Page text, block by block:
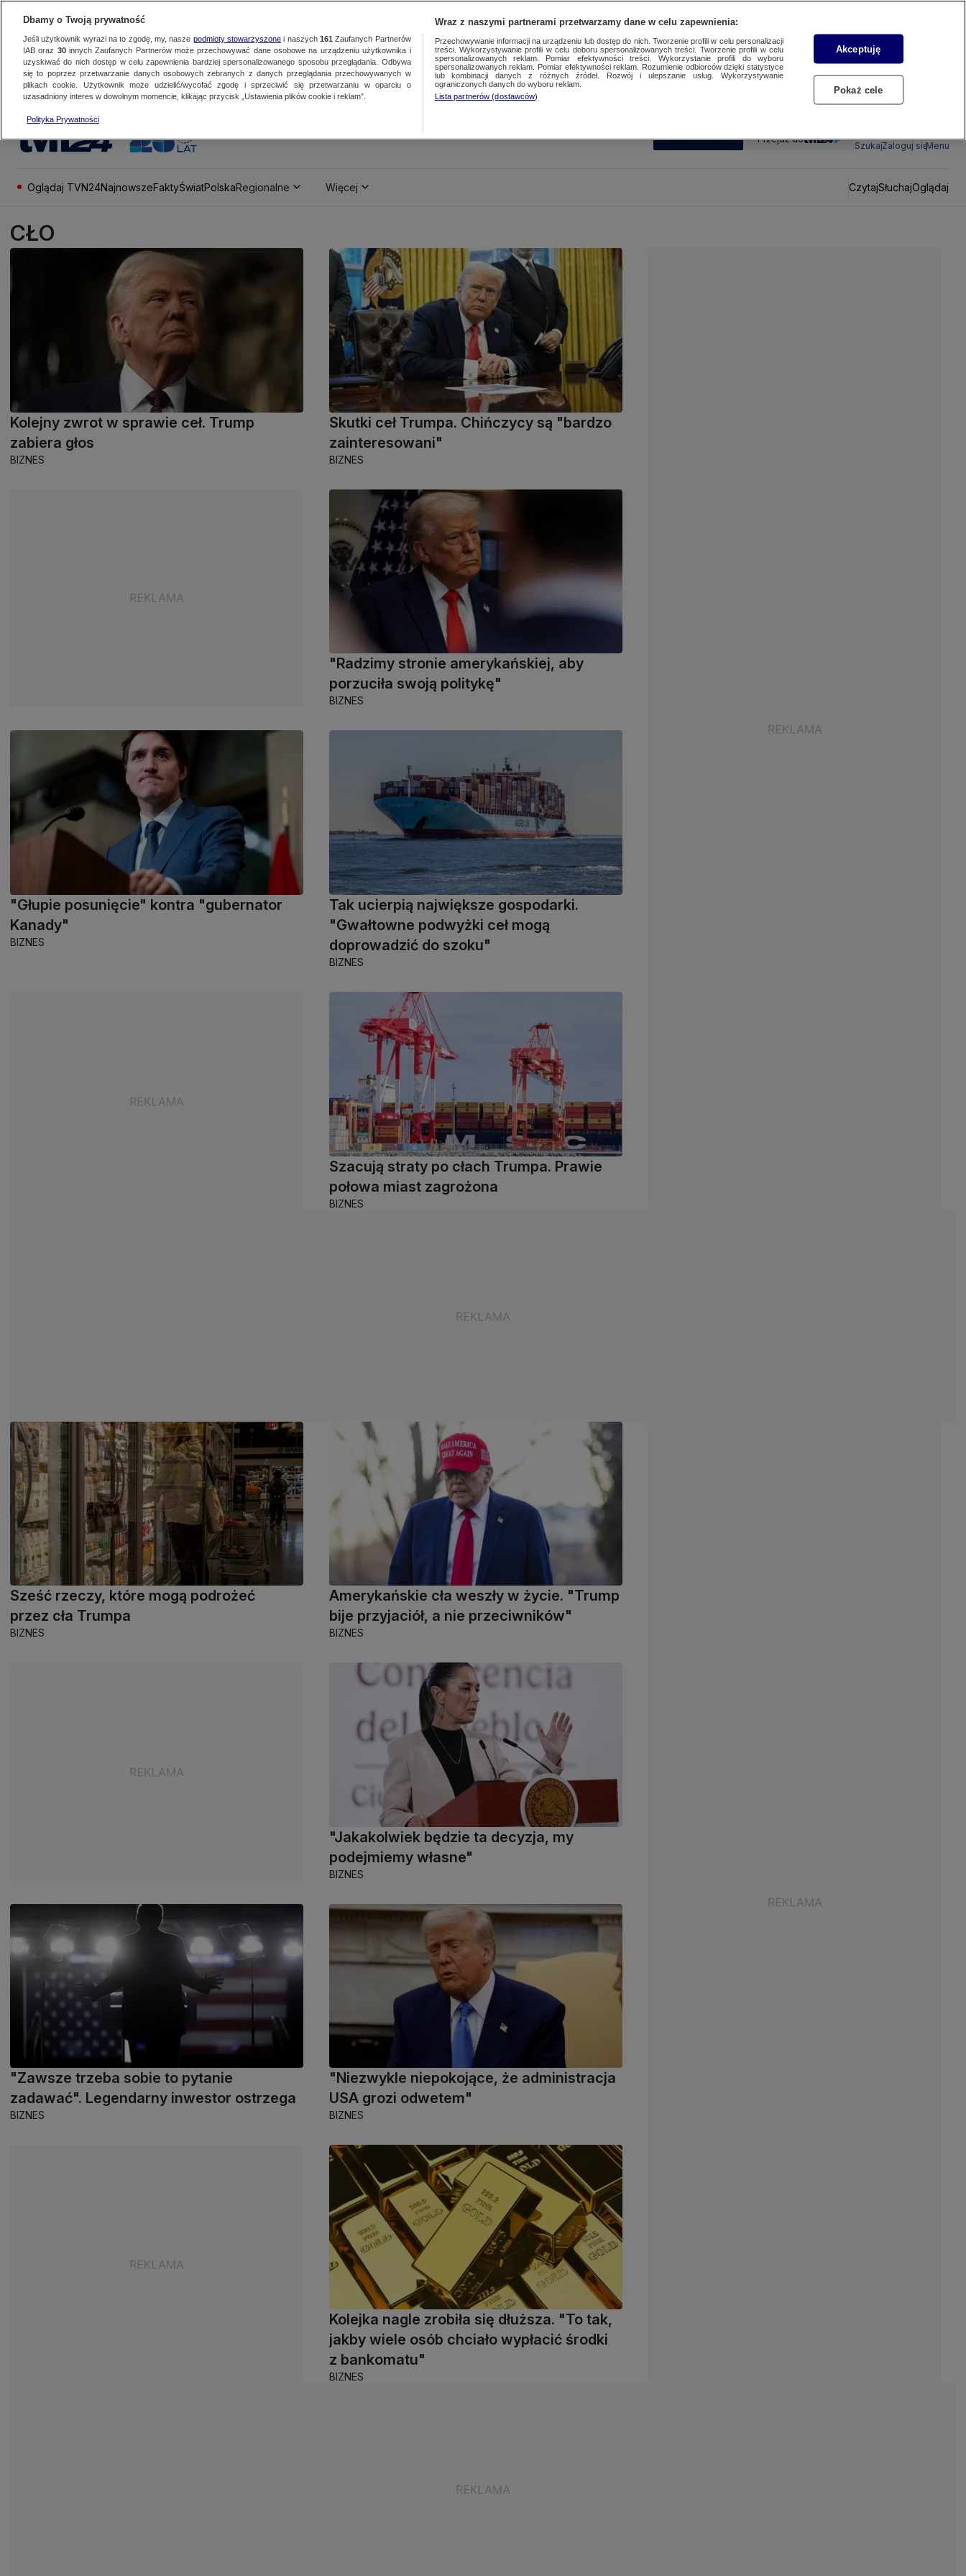
SUBSKRYBUJ Przejdź do
SzukajZaloguj sięMenu
Oglądaj TVN24NajnowszeFaktyŚwiatPolskaRegionalne Więcej CzytajSłuchajOglądaj
CŁO
Kolejny zwrot w sprawie ceł. Trump
zabiera głos
BIZNES
Skutki ceł Trumpa. Chińczycy są "bardzo
zainteresowani"
BIZNES
"Radzimy stronie amerykańskiej, aby
porzuciła swoją politykę"
BIZNES
"Głupie posunięcie" kontra "gubernator
Kanady"
BIZNES
Tak ucierpią największe gospodarki.
"Gwałtowne podwyżki ceł mogą
doprowadzić do szoku"
BIZNES
Szacują straty po cłach Trumpa. Prawie
połowa miast zagrożona
BIZNES
Sześć rzeczy, które mogą podrożeć
przez cła Trumpa
BIZNES
Amerykańskie cła weszły w życie. "Trump
bije przyjaciół, a nie przeciwników"
BIZNES
"Jakakolwiek będzie ta decyzja, my
podejmiemy własne"
BIZNES
"Zawsze trzeba sobie to pytanie
zadawać". Legendarny inwestor ostrzega
BIZNES
"Niezwykle niepokojące, że administracja
USA grozi odwetem"
BIZNES
Kolejka nagle zrobiła się dłuższa. "To tak,
jakby wiele osób chciało wypłacić środki
z bankomatu"
BIZNES
Dbamy o Twoją prywatność
Jeśli użytkownik wyrazi na to zgodę, my, nasze podmioty stowarzyszonei naszych 161 Zaufanych Partnerów
IAB oraz 30innych Zaufanych Partnerów może przechowywać dane osobowe na urządzeniu użytkownika i
uzyskiwać do nich dostęp w celu zapewnienia bardziej spersonalizowanego sposobu przeglądania. Odbywa
się to poprzez przetwarzanie danych osobowych zebranych z danych przeglądania przechowywanych w
plikach cookie. Użytkownik może udzielić/wycofać zgodę i sprzeciwić się przetwarzaniu w oparciu o
uzasadniony interes w dowolnym momencie, klikając przycisk „Ustawienia plików cookie i reklam”.
Polityka Prywatności
Wraz z naszymi partnerami przetwarzamy dane w celu zapewnienia:
Przechowywanie informacji na urządzeniu lub dostęp do nich. Tworzenie profili w celu personalizacji
treści. Wykorzystywanie profili w celu doboru spersonalizowanych treści. Tworzenie profili w celu
spersonalizowanych reklam. Pomiar efektywności treści. Wykorzystanie profili do wyboru
spersonalizowanych reklam. Pomiar efektywności reklam. Rozumienie odbiorców dzięki statystyce
lub kombinacji danych z różnych źródeł. Rozwój i ulepszanie usług. Wykorzystywanie
ograniczonych danych do wyboru reklam.
Lista partnerów (dostawców)
Akceptuję
Pokaż cele